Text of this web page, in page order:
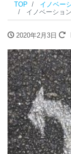
TOP
イノベー
イノベーショ
2020年2月3日